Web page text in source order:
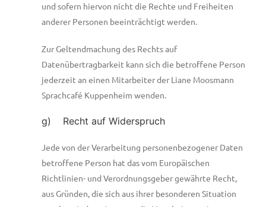
und sofern hiervon nicht die Rechte und Freiheiten
anderer Personen beeinträchtigt werden.
Zur Geltendmachung des Rechts auf
Datenübertragbarkeit kann sich die betroffene Person
jederzeit an einen Mitarbeiter der Liane Moosmann
Sprachcafé Kuppenheim wenden.
g) Recht auf Widerspruch
Jede von der Verarbeitung personenbezogener Daten
betroffene Person hat das vom Europäischen
Richtlinien- und Verordnungsgeber gewährte Recht,
aus Gründen, die sich aus ihrer besonderen Situation